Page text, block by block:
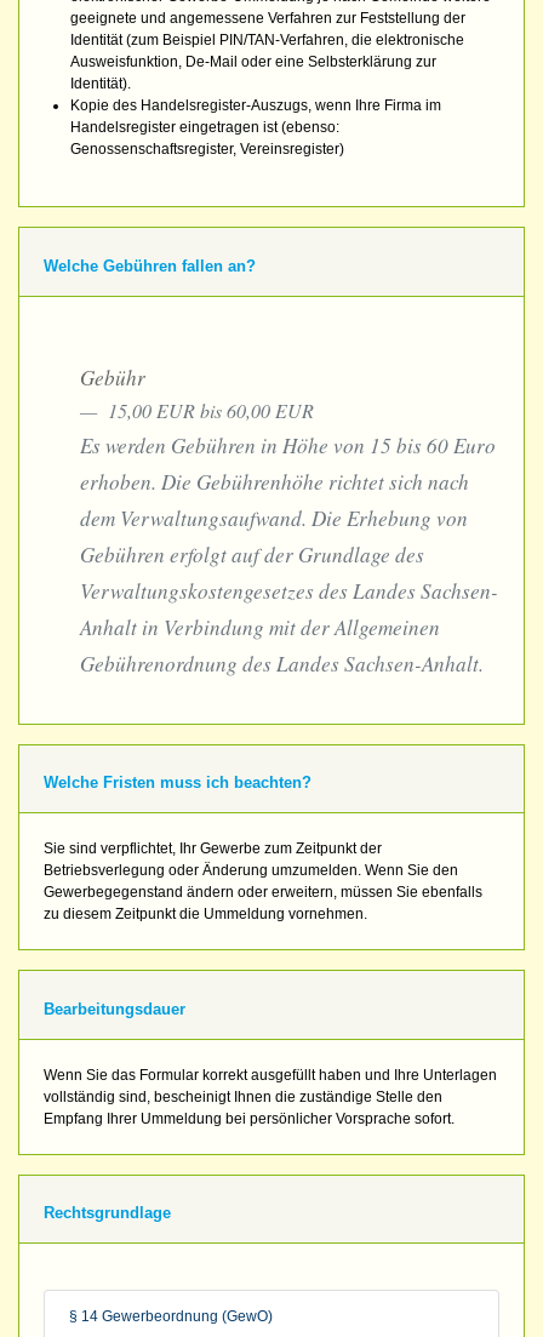
geeignete und angemessene Verfahren zur Feststellung der
Identität (zum Beispiel PIN/TAN-Verfahren, die elektronische
Ausweisfunktion, De-Mail oder eine Selbsterklärung zur
Identität).
Kopie des Handelsregister-Auszugs, wenn Ihre Firma im
Handelsregister eingetragen ist (ebenso:
Genossenschaftsregister, Vereinsregister)
Welche Gebühren fallen an?
Gebühr
15,00 EUR bis 60,00 EUR
Es werden Gebühren in Höhe von 15 bis 60 Euro
erhoben. Die Gebührenhöhe richtet sich nach
dem Verwaltungsaufwand. Die Erhebung von
Gebühren erfolgt auf der Grundlage des
Verwaltungskostengesetzes des Landes Sachsen-
Anhalt in Verbindung mit der Allgemeinen
Gebührenordnung des Landes Sachsen-Anhalt.
Welche Fristen muss ich beachten?
Sie sind verpflichtet, Ihr Gewerbe zum Zeitpunkt der
Betriebsverlegung oder Änderung umzumelden. Wenn Sie den
Gewerbegegenstand ändern oder erweitern, müssen Sie ebenfalls
zu diesem Zeitpunkt die Ummeldung vornehmen.
Bearbeitungsdauer
Wenn Sie das Formular korrekt ausgefüllt haben und Ihre Unterlagen
vollständig sind, bescheinigt Ihnen die zuständige Stelle den
Empfang Ihrer Ummeldung bei persönlicher Vorsprache sofort.
Rechtsgrundlage
§ 14 Gewerbeordnung (GewO)